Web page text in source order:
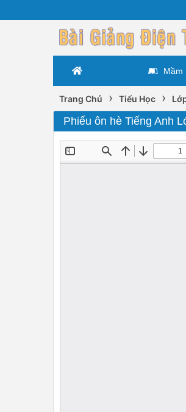
Mầm
Trang Chủ › Tiểu Học ›
Phiếu ôn hè Tiếng Anh